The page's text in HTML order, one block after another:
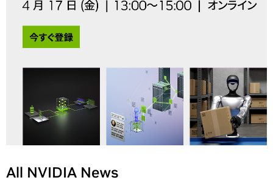
All NVIDIA News